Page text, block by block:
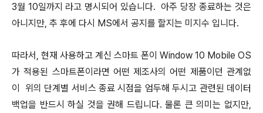
3월 10일까지 라고 명시되어 있습니다. 아주 당장 종료하는 것은
아니지만, 추 후에 다시 MS에서 공지를 할지는 미지수 입니다.
따라서, 현재 사용하고 계신 스마트 폰이 Window 10 Mobile OS
가 적용된 스마트폰이라면 어떤 제조사의 어떤 제품이던 관계없
이 위의 단계별 서비스 종료 시점을 엄두해 두시고 관련된 데이터
백업을 반드시 하실 것을 권해 드립니다. 물론 큰 의미는 없지만,